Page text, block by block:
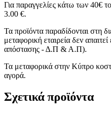
Για παραγγελίες κάτω των 40€
3.00 €.
Τα προϊόντα παραδίδονται στη
μεταφορική εταιρεία δεν
απόστασης - Δ.Π & Α.Π).
Τα μεταφορικά στην Κύπρο
αγορά.
Σχετικά προϊόντα